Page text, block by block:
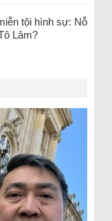
tội hình sự: Nỗ
Lâm?